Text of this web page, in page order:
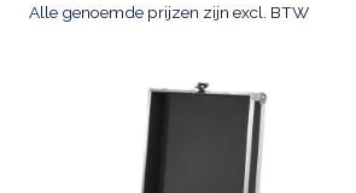
Alle genoemde prijzen zijn excl. BTW